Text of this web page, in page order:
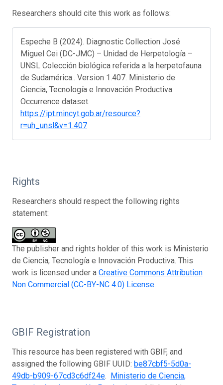
Researchers should cite this work as follows:
Espeche B (2024). Diagnostic Collection José
Miguel Cei (DC-JMC) – Unidad de Herpetología –
UNSL Colección biológica referida a la herpetofauna
de Sudamérica.. Version 1.407. Ministerio de
Ciencia, Tecnología e Innovación Productiva.
Occurrence dataset.
https://ipt.mincyt.gob.ar/resource?
r=uh_unsl&v=1.407
Rights
Researchers should respect the following rights
statement:
The publisher and rights holder of this work is Ministerio
de Ciencia, Tecnología e Innovación Productiva. This
work is licensed under a Creative Commons Attribution
Non Commercial (CC-BY-NC 4.0) License.
GBIF Registration
This resource has been registered with GBIF, and
assigned the following GBIF UUID: be87cbf5-5d0a-
49db-b909-67cd3c6df24e. Ministerio de Ciencia,